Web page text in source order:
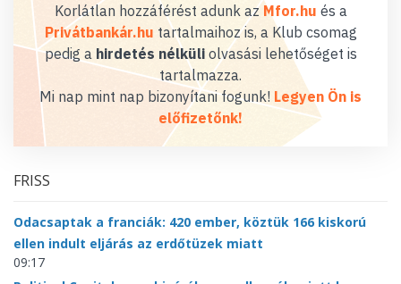
Korlátlan hozzáférést adunk az Mfor.hu és a
Privátbankár.hu tartalmaihoz is, a Klub csomag
pedig a hirdetés nélküliolvasási lehetőséget is
tartalmazza.
Mi nap mint nap bizonyítani fogunk! Legyen Ön is
előfizetőnk!
FRISS
Odacsaptak a franciák: 420 ember, köztük 166 kiskorú
ellen indult eljárás az erdőtüzek miatt
09:17